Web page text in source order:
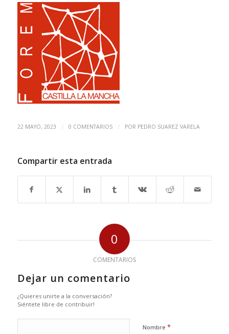
22 MAYO, 2023 / 0 COMENTARIOS / POR PEDRO SUAREZ VARELA
Compartir esta entrada
0
COMENTARIOS
Dejar un comentario
¿Quieres unirte a la conversación?
Siéntete libre de contribuir!
Nombre *